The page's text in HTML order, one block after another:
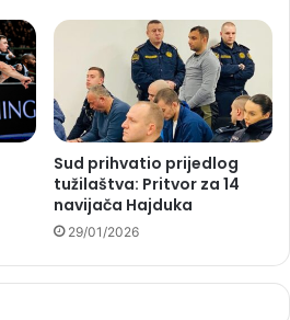
Sud prihvatio prijedlog
tužilaštva: Pritvor za 14
navijača Hajduka
29/01/2026